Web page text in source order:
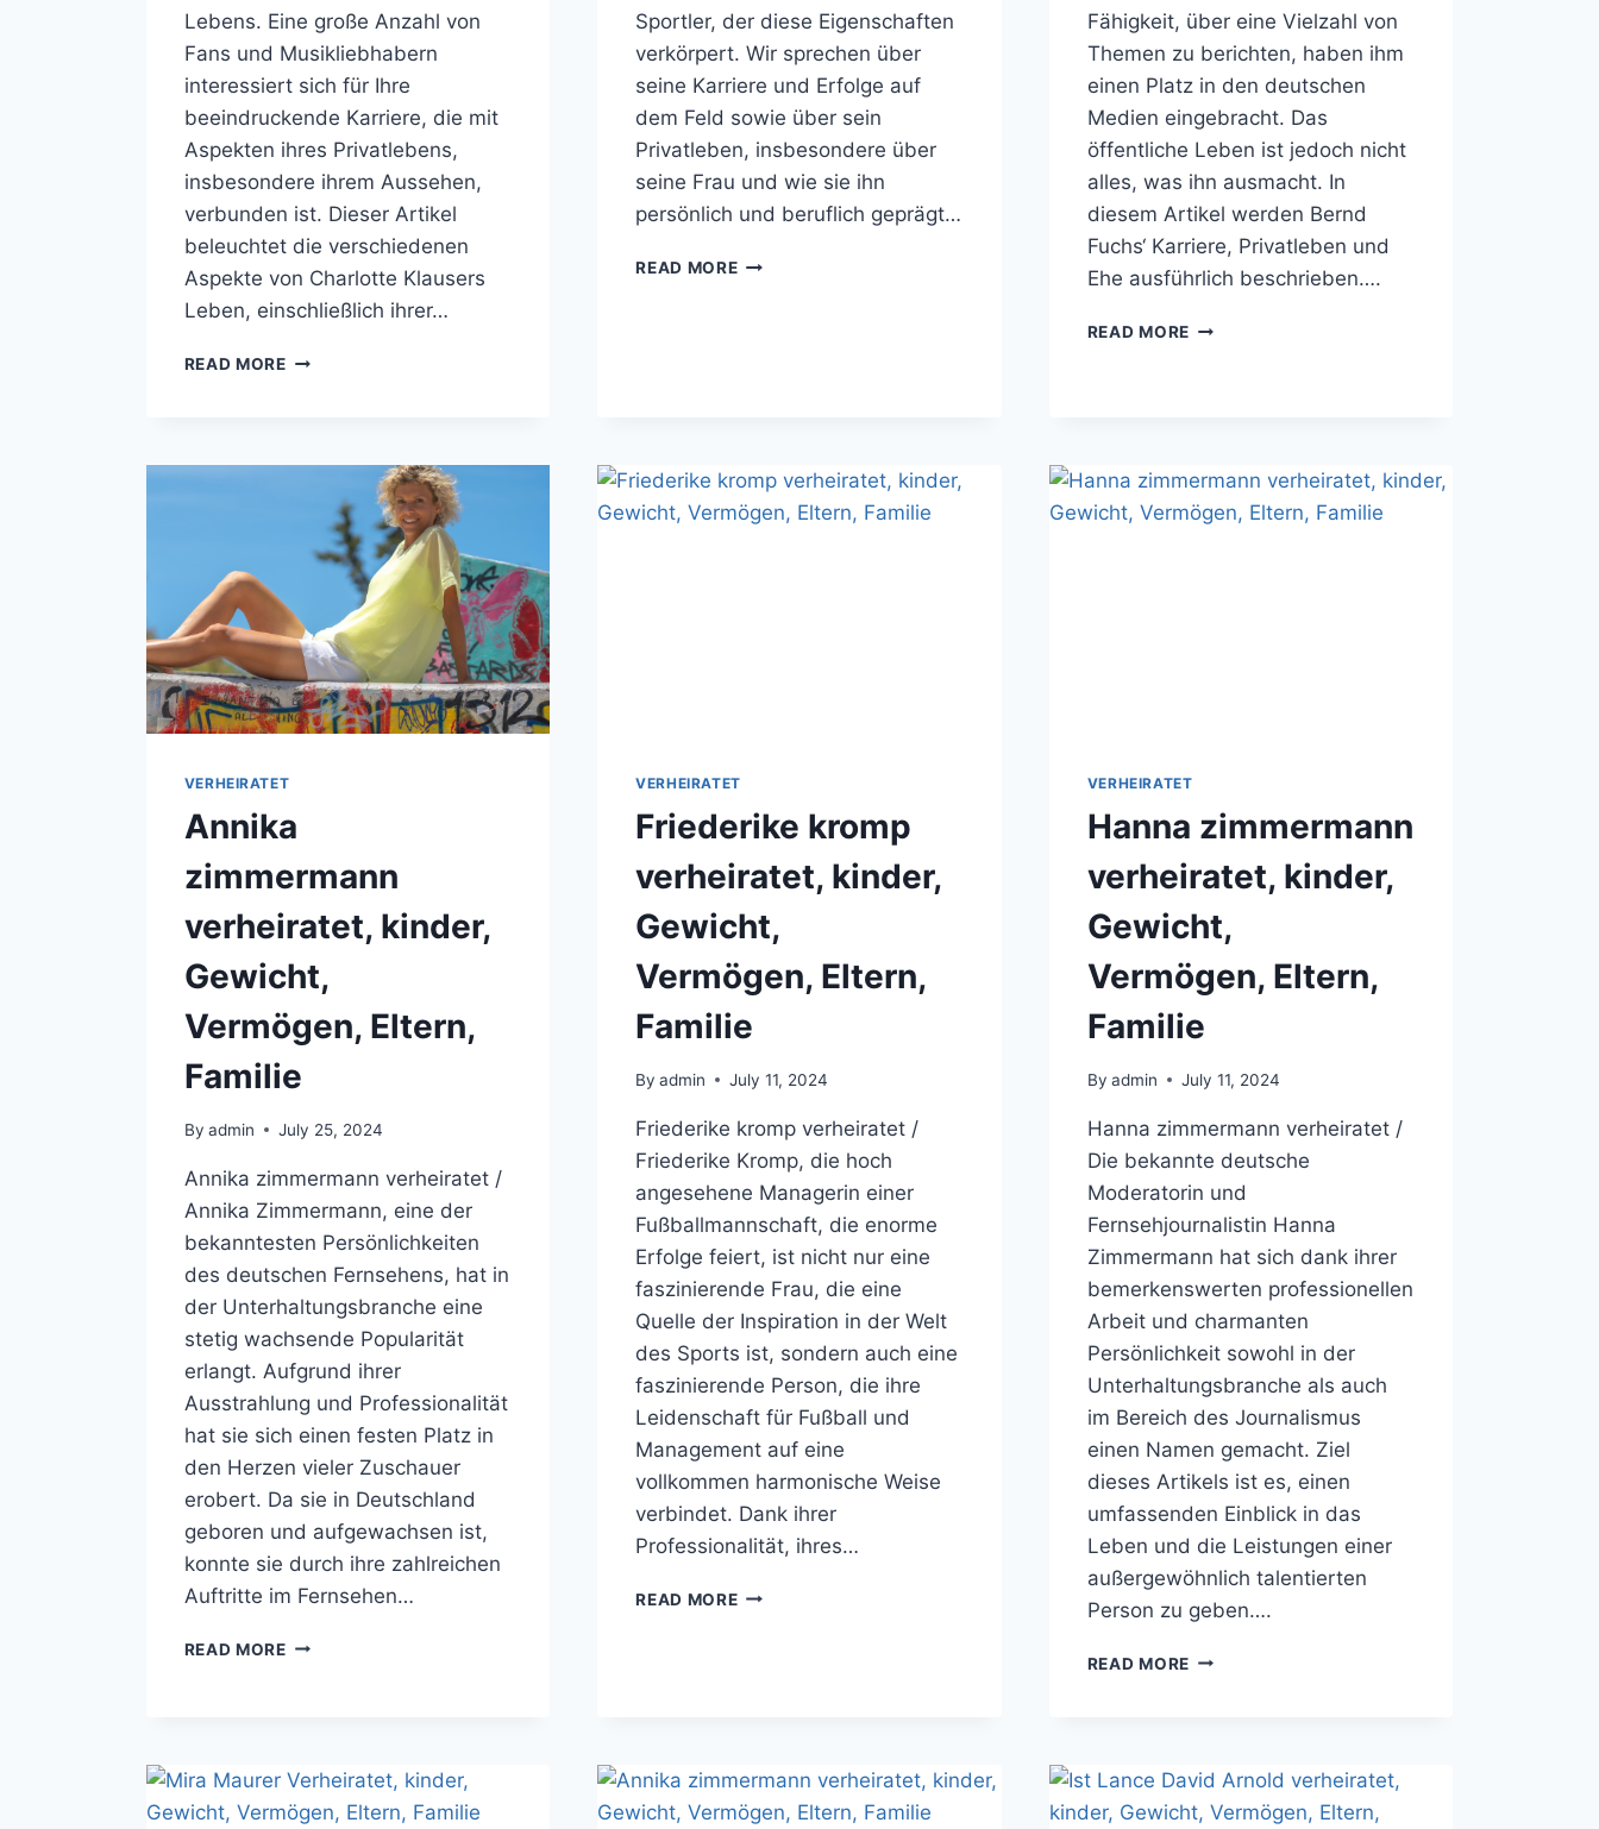
Lebens. Eine große Anzahl von
Fans und Musikliebhabern
interessiert sich für Ihre
beeindruckende Karriere, die mit
Aspekten ihres Privatlebens,
insbesondere ihrem Aussehen,
verbunden ist. Dieser Artikel
beleuchtet die verschiedenen
Aspekte von Charlotte Klausers
Leben, einschließlich ihrer…
READ MORECHARLOTTE
FAMILIE
Sportler, der diese Eigenschaften
verkörpert. Wir sprechen über
seine Karriere und Erfolge auf
dem Feld sowie über sein
Privatleben, insbesondere über
seine Frau und wie sie ihn
persönlich und beruflich geprägt…
READ MOREJULIUS
Fähigkeit, über eine Vielzahl von
Themen zu berichten, haben ihm
einen Platz in den deutschen
Medien eingebracht. Das
öffentliche Leben ist jedoch nicht
alles, was ihn ausmacht. In
diesem Artikel werden Bernd
Fuchs‘ Karriere, Privatleben und
Ehe ausführlich beschrieben….
READ MOREBERND
FAMILIE
VERHEIRATET
Annika
zimmermann
verheiratet, kinder,
Gewicht,
Vermögen, Eltern,
Familie
By admin July 25, 2024
Annika zimmermann verheiratet /
Annika Zimmermann, eine der
bekanntesten Persönlichkeiten
des deutschen Fernsehens, hat in
der Unterhaltungsbranche eine
stetig wachsende Popularität
erlangt. Aufgrund ihrer
Ausstrahlung und Professionalität
hat sie sich einen festen Platz in
den Herzen vieler Zuschauer
erobert. Da sie in Deutschland
geboren und aufgewachsen ist,
konnte sie durch ihre zahlreichen
Auftritte im Fernsehen…
READ MOREANNIKA
VERMÖGEN,
ELTERN,
FAMILIE
VERHEIRATET
Friederike kromp
verheiratet, kinder,
Gewicht,
Vermögen, Eltern,
Familie
By admin July 11, 2024
Friederike kromp verheiratet /
Friederike Kromp, die hoch
angesehene Managerin einer
Fußballmannschaft, die enorme
Erfolge feiert, ist nicht nur eine
faszinierende Frau, die eine
Quelle der Inspiration in der Welt
des Sports ist, sondern auch eine
faszinierende Person, die ihre
Leidenschaft für Fußball und
Management auf eine
vollkommen harmonische Weise
verbindet. Dank ihrer
Professionalität, ihres…
READ MOREFRIEDERIKE
VERHEIRATET
Hanna zimmermann
verheiratet, kinder,
Gewicht,
Vermögen, Eltern,
Familie
By admin July 11, 2024
Hanna zimmermann verheiratet /
Die bekannte deutsche
Moderatorin und
Fernsehjournalistin Hanna
Zimmermann hat sich dank ihrer
bemerkenswerten professionellen
Arbeit und charmanten
Persönlichkeit sowohl in der
Unterhaltungsbranche als auch
im Bereich des Journalismus
einen Namen gemacht. Ziel
dieses Artikels ist es, einen
umfassenden Einblick in das
Leben und die Leistungen einer
außergewöhnlich talentierten
Person zu geben….
READ MOREHANNA
VERMÖGEN,
ELTERN,